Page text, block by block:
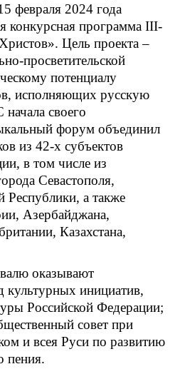
февраля 2024 года
конкурсная программа III-
Цель проекта –
просветительской
потенциалу
исполняющих русскую
своего
форум объединил
из 42-х субъектов
в том числе из
Севастополя,
Республики, а также
Азербайджана,
Казахстана,
оказывают
культурных инициатив,
Российской Федерации;
совет при
и всея Руси по развитию
пения.